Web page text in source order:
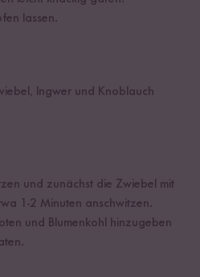
lassen.
Ingwer und Knoblauch
und zunächst die Zwiebel mit
1-2 Minuten anschwitzen.
und Blumenkohl hinzugeben